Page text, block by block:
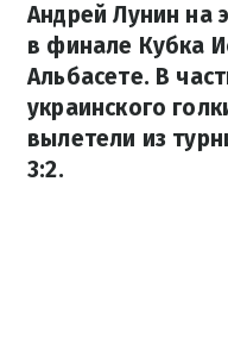
Андрей Лунин на
в финале Кубка
Альбасете. В
украинского
вылетели из
3:2.